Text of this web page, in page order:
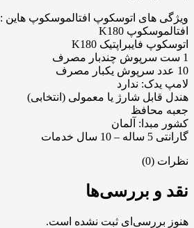
ویژگی های اتوسکوپ افتالموسکوپ هاین :
افتالموسکوپ K180
اتوسکوپ فایبراپتیک K180
1 ست سرپوش چندبار مصرف
10 عدد سرپوش یکبار مصرف
لامپ یدک: ندارد
هندل قابل شارژ یا معمولی (انتخابی)
جعبه محافظ
کشور مبدا: آلمان
گارانتی 5 ساله – 10 سال خدمات
نظرات (0)
نقد و بررسی‌ها
هنوز بررسی‌ای ثبت نشده است.